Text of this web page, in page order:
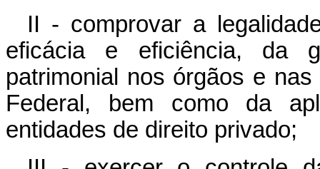
II - comprovar a
eficácia e eficiência, da
patrimonial nos órgãos e
Federal, bem como da
entidades de direito privado;